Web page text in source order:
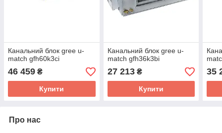
Канальний блок gree u-
match gfh60k3ci
46 459 ₴
Купити
Канальний блок gree u-
match gfh36k3bi
27 213₴
Купити
35
Про нас